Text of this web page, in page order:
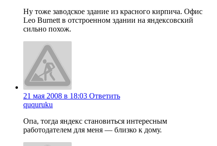
Ну тоже заводское здание из красного кирпича. Офис
Leo Burnett в отстроенном здании на яндексовский
сильно похож.
21 мая 2008 в 18:03 Ответить
ququruku
Опа, тогда яндекс становиться интересным
работодателем для меня — близко к дому.